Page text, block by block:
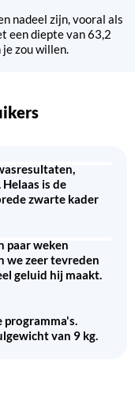
nadeel zijn, vooral als
een diepte van 63,2
zou willen.
is de
zwarte kader
paar weken
we zeer tevreden
geluid hij maakt.
programma's.
van 9 kg.